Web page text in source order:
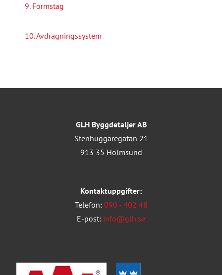
9. Formstag
10. Avdragningssystem
GLH Byggdetaljer AB
Stenhuggaregatan 21
913 35 Holmsund
Kontaktuppgifter:
Telefon: 090 - 402 48
E-post: info@glh.se